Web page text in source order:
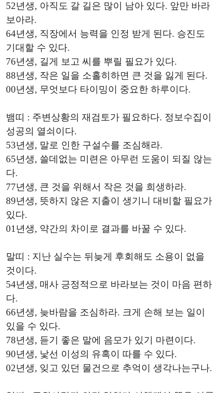
52년생, 아직도 갈 길은 많이 남아 있다. 앞만 바라
보아라.
64년생, 직장에서 능력을 인정 받게 된다. 승진도
기대할 수 있다.
76년생, 길게 보고 씨를 뿌릴 필요가 있다.
88년생, 작은 일을 소홀히하면 큰 것을 잃게 된다.
00년생, 무엇보다 타이밍이 중요한 하루이다.
뱀띠 : 주변상황의 재검토가 필요하다. 정보수집이
성공의 열쇠이다.
53년생, 말로 인한 구설수를 조심해라.
65년생, 쓸데없는 미련은 아무런 도움이 되질 않는
다.
77년생, 큰 것을 위해서 작은 것을 희생하라.
89년생, 뜻하지 않은 지출이 생기니 대비할 필요가
있다.
01년생, 약간의 차이로 결과를 바꿀 수 있다.
말띠 : 지난 실수는 뒤늦게 후회해도 소용이 없을
것이다.
54년생, 매사 긍정적으로 바라보는 것이 마음 편하
다.
66년생, 늦바람을 조심하라. 크게 손해 보는 일이
있을 수 있다.
78년생, 듣기 좋은 말에 음모가 있기 마련이다.
90년생, 낯선 이성의 유혹이 따를 수 있다.
02년생, 잊고 있던 물건으로 추억이 생각나는구나.